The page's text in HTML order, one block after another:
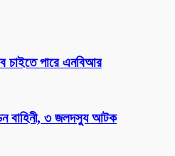
চাইতে পারে এনবিআর
বাহিনী, ৩ জলদস্যু আটক